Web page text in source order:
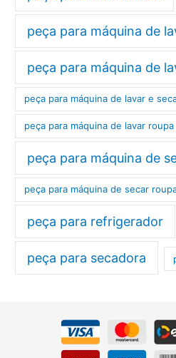
peça para máquina de
peça para máquina de
peça para máquina de lavar e
peça para máquina de lavar roupa
peça para máquina de
peça para máquina de secar
peça para refrigerador
peça para secadora